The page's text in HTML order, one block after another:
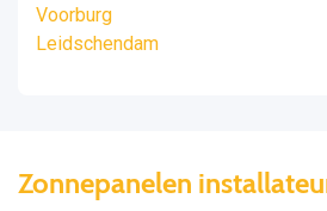
Voorburg
Leidschendam
Zonnepanelen